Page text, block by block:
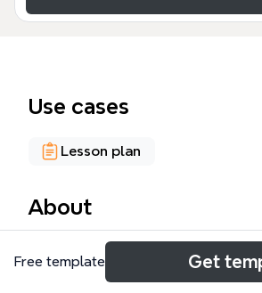
Use cases
Lesson plan
About
Le modèle 'Projet Radio' est conçu
enseignants et élèves de cycle 3
Free template Get